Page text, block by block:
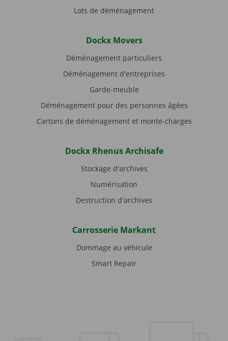
Lots de déménagement
Dockx Movers
Déménagement particuliers
Déménagement d'entreprises
Garde-meuble
Déménagement pour des personnes âgées
Cartons de déménagement et monte-charges
Dockx Rhenus Archisafe
Stockage d'archives
Numérisation
Destruction d'archives
Carrosserie Markant
Dommage au véhicule
Smart Repair